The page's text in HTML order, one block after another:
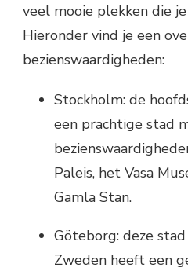
veel mooie plekken die
Hieronder vind je een
bezienswaardigheden:
Stockholm: de
een prachtige stad
Paleis, het Vasa
Gamla Stan.
Göteborg: deze
Zweden heeft een